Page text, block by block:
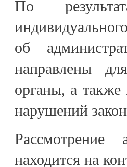
По
об
направлены
органы, а также
нарушений
Рассмотрение
находится на